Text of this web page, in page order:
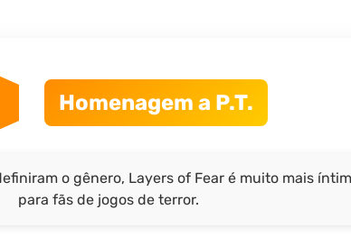
Homenagem a P.T.
o gênero, Layers of Fear é muito mais
para fãs de jogos de terror.